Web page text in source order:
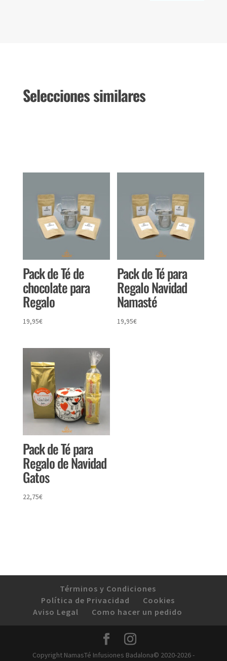
Selecciones similares
Pack de Té de
chocolate para
Regalo
19,95€
Pack de Té para
Regalo Navidad
Namasté
19,95€
Pack de Té para
Regalo de Navidad
Gatos
22,75€
Términos y Condiciones
Política de Privacidad
Cookies
Aviso Legal
Como hacer un pedido
Copyright NamasTé Infusiones Badalona© 2020-2026 -